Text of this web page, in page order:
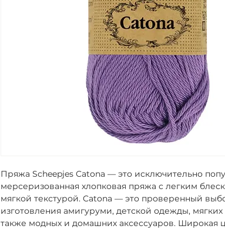
Пряжа Scheepjes Catona — это исключительно
мерсеризованная хлопковая пряжа с легким
мягкой текстурой. Catona — это проверенный
изготовления амигуруми, детской одежды,
также модных и домашних аксессуаров. Широкая